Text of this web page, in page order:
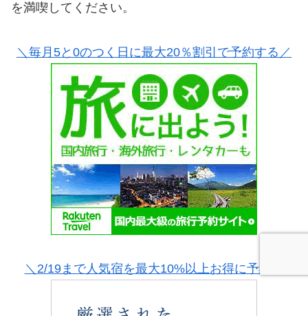
を満喫してください。
＼毎月5と0のつく日に最大20％割引で予約する／
＼2/19まで人気宿を最大10%以上お得に予約／